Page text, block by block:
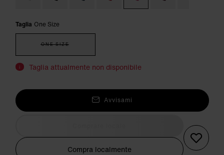
Taglia One Size
ONE SIZE
i Taglia attualmente non disponibile
Avvisami
Compra localmente